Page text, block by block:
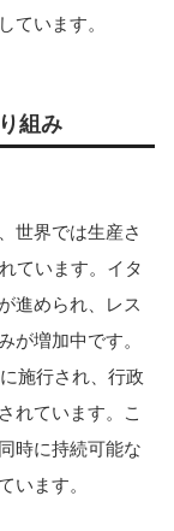
ています。
組み
世界では生産さ
ています。イタ
進められ、レス
が増加中です。
施行され、行政
れています。こ
時に持続可能な
います。